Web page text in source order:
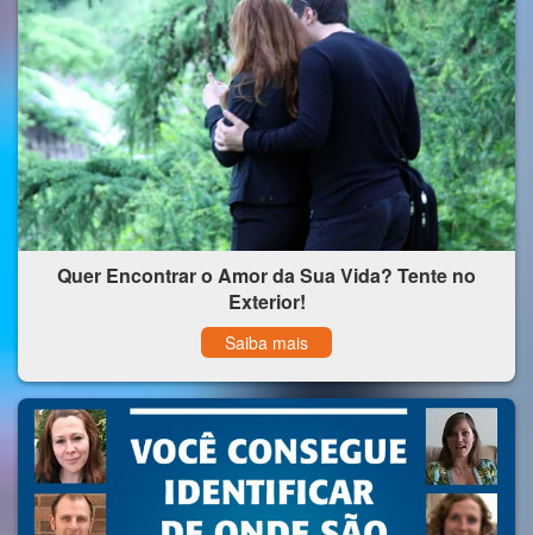
Quer Encontrar o Amor da Sua Vida? Tente no
Exterior!
Saiba mais